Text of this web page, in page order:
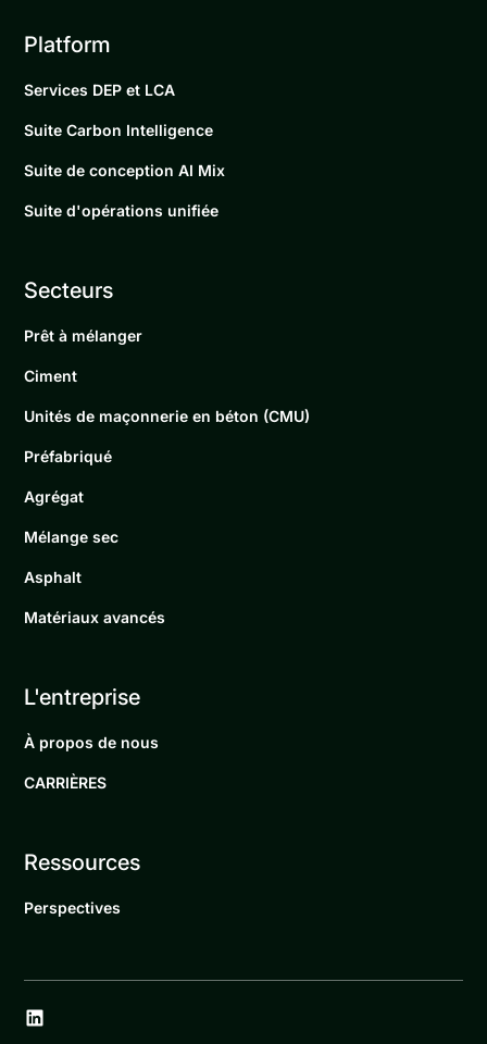
Platform
Services DEP et LCA
Suite Carbon Intelligence
Suite de conception AI Mix
Suite d'opérations unifiée
Secteurs
Prêt à mélanger
Ciment
Unités de maçonnerie en béton (CMU)
Préfabriqué
Agrégat
Mélange sec
Asphalt
Matériaux avancés
L'entreprise
À propos de nous
CARRIÈRES
Ressources
Perspectives